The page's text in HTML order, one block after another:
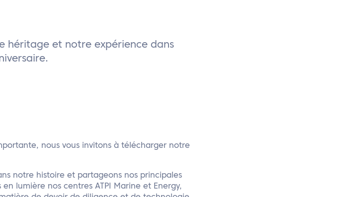
héritage et notre expérience dans
nous vous invitons à télécharger notre
notre histoire et partageons nos principales
lumière nos centres ATPI Marine et Energy,